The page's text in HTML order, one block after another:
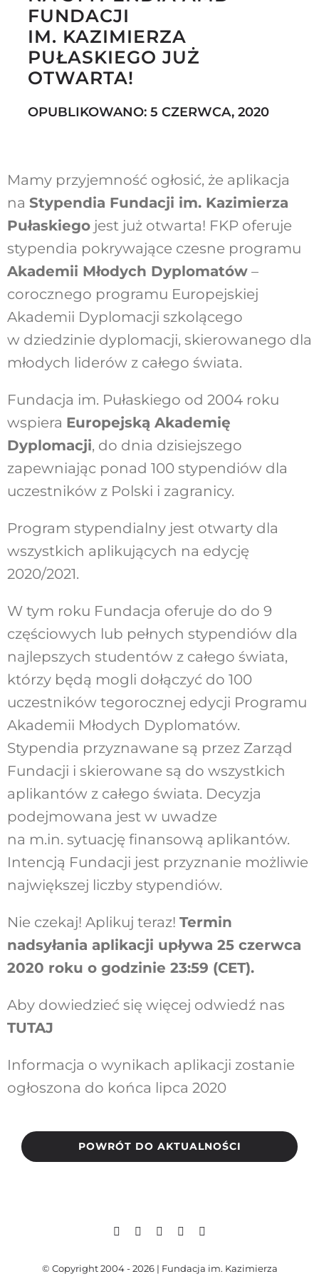
Szukaj
FUNDACJI
IM. KAZIMIERZA
PUŁASKIEGO JUŻ
OTWARTA!
OPUBLIKOWANO: 5 CZERWCA, 2020
Mamy przyjemność ogłosić, że aplikacja
na Stypendia Fundacji im. Kazimierza
Pułaskiegojest już otwarta! FKP oferuje
stypendia pokrywające czesne programu
Akademii Młodych Dyplomatów–
corocznego programu Europejskiej
Akademii Dyplomacji szkolącego
w dziedzinie dyplomacji, skierowanego dla
młodych liderów z całego świata.
Fundacja im. Pułaskiego od 2004 roku
wspiera Europejską Akademię
Dyplomacji, do dnia dzisiejszego
zapewniając ponad 100 stypendiów dla
uczestników z Polski i zagranicy.
Program stypendialny jest otwarty dla
wszystkich aplikujących na edycję
2020/2021.
W tym roku Fundacja oferuje do do 9
częściowych lub pełnych stypendiów dla
najlepszych studentów z całego świata,
którzy będą mogli dołączyć do 100
uczestników tegorocznej edycji Programu
Akademii Młodych Dyplomatów.
Stypendia przyznawane są przez Zarząd
Fundacji i skierowane są do wszystkich
aplikantów z całego świata. Decyzja
podejmowana jest w uwadze
na m.in. sytuację finansową aplikantów.
Intencją Fundacji jest przyznanie możliwie
największej liczby stypendiów.
Nie czekaj! Aplikuj teraz! Termin
nadsyłania aplikacji upływa 25 czerwca
2020 roku o godzinie 23:59 (CET).
Aby dowiedzieć się więcej odwiedź nas
TUTAJ
Informacja o wynikach aplikacji zostanie
ogłoszona do końca lipca 2020
POWRÓT DO AKTUALNOŚCI
© Copyright 2004 - 2026 | Fundacja im. Kazimierza